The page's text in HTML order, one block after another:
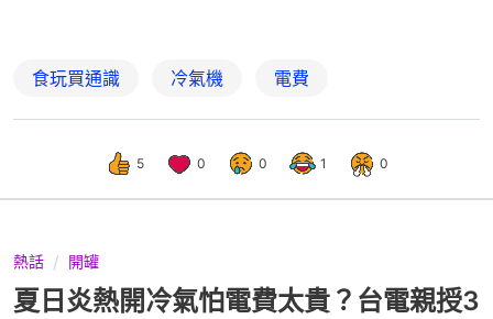
食玩買通識 冷氣機 電費
5 0 0 1 0
熱話 開罐
夏日炎熱開冷氣怕電費太貴？台電親授3